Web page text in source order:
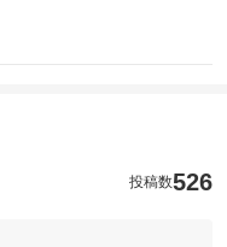
投稿数526